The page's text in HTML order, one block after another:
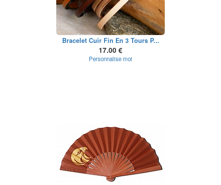
Bracelet Cuir Fin En 3 Tours P...
17.00 €
Personnalise moi